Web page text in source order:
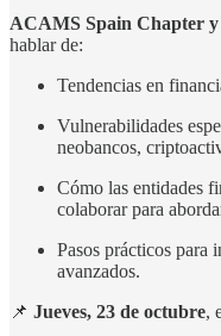
ACAMS Spain Chapter
hablar de:
Tendencias en
Vulnerabilidades
neobancos,
Cómo las entidades
colaborar para
Pasos prácticos para
avanzados.
📌 Jueves, 23 de octubre,